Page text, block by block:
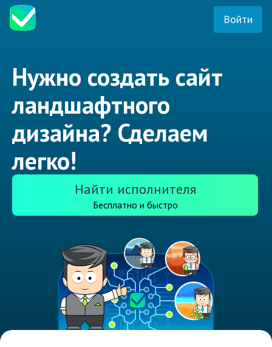
Войти
Нужно создать сайт
ландшафтного
дизайна? Сделаем
легко!
Найти исполнителя
Бесплатно и быстро